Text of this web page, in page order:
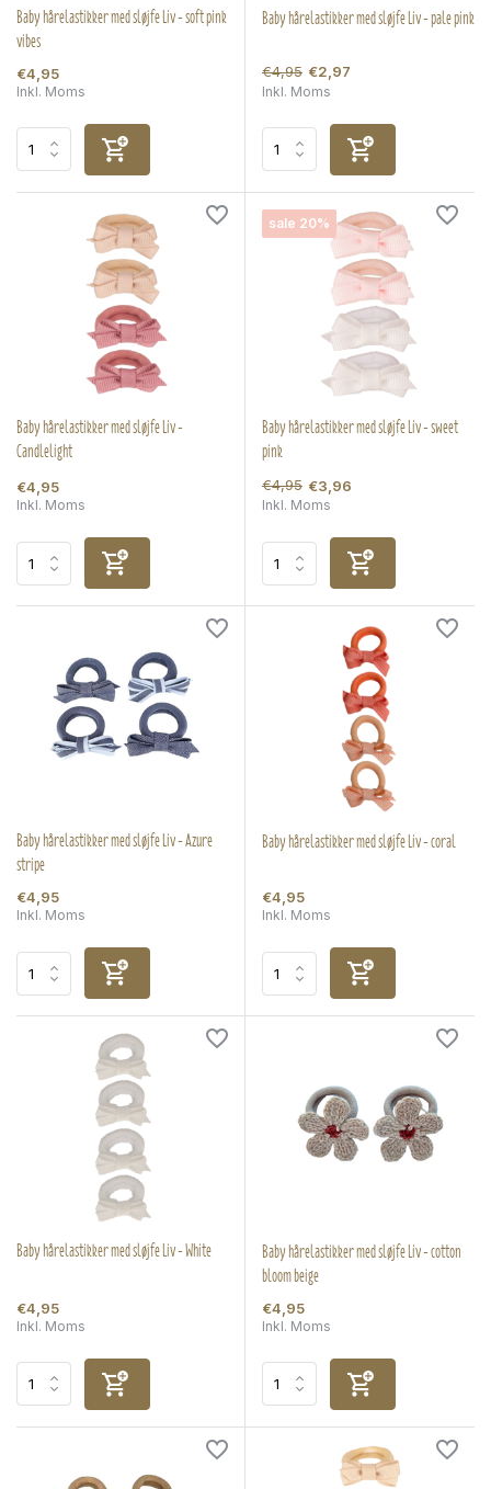
Baby hårelastikker med sløjfe Liv - soft pink
vibes
€4,95
Inkl. Moms
Baby hårelastikker med sløjfe Liv - pale pink
€4,95 €2,97
Inkl. Moms
Baby hårelastikker med sløjfe Liv -
Candlelight
€4,95
Inkl. Moms
sale 20%
Baby hårelastikker med sløjfe Liv - sweet
pink
€4,95 €3,96
Inkl. Moms
Baby hårelastikker med sløjfe Liv - Azure
stripe
€4,95
Inkl. Moms
Baby hårelastikker med sløjfe Liv - coral
€4,95
Inkl. Moms
Baby hårelastikker med sløjfe Liv - White
€4,95
Inkl. Moms
Baby hårelastikker med sløjfe Liv - cotton
bloom beige
€4,95
Inkl. Moms